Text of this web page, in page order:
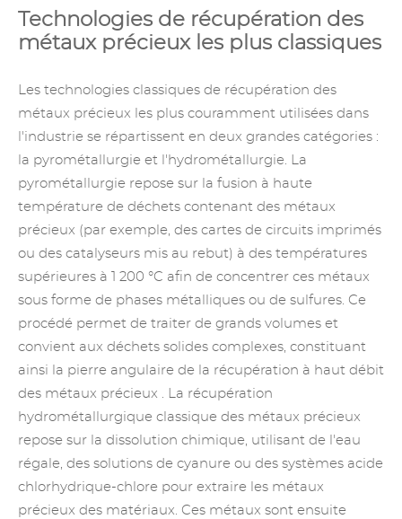
Technologies de récupération des
métaux précieux les plus classiques
Les technologies classiques de récupération des
métaux précieux les plus couramment utilisées dans
l'industrie se répartissent en deux grandes catégories :
la pyrométallurgie et l'hydrométallurgie. La
pyrométallurgie repose sur la fusion à haute
température de déchets contenant des métaux
précieux (par exemple, des cartes de circuits imprimés
ou des catalyseurs mis au rebut) à des températures
supérieures à 1 200 °C afin de concentrer ces métaux
sous forme de phases métalliques ou de sulfures. Ce
procédé permet de traiter de grands volumes et
convient aux déchets solides complexes, constituant
ainsi la pierre angulaire de la récupération à haut débit
des métaux précieux . La récupération
hydrométallurgique classique des métaux précieux
repose sur la dissolution chimique, utilisant de l'eau
régale, des solutions de cyanure ou des systèmes acide
chlorhydrique-chlore pour extraire les métaux
précieux des matériaux. Ces métaux sont ensuite